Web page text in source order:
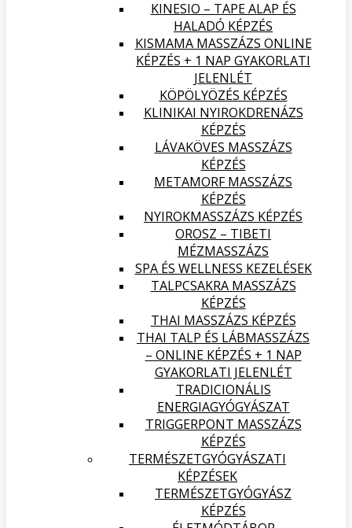
KINESIO – TAPE ALAP ÉS
HALADÓ KÉPZÉS
KISMAMA MASSZÁZS ONLINE
KÉPZÉS + 1 NAP GYAKORLATI
JELENLÉT
KÖPÖLYÖZÉS KÉPZÉS
KLINIKAI NYIROKDRENÁZS
KÉPZÉS
LÁVAKÖVES MASSZÁZS
KÉPZÉS
METAMORF MASSZÁZS
KÉPZÉS
NYIROKMASSZÁZS KÉPZÉS
OROSZ – TIBETI
MÉZMASSZÁZS
SPA ÉS WELLNESS KEZELÉSEK
TALPCSAKRA MASSZÁZS
KÉPZÉS
THAI MASSZÁZS KÉPZÉS
THAI TALP ÉS LÁBMASSZÁZS
– ONLINE KÉPZÉS + 1 NAP
GYAKORLATI JELENLÉT
TRADICIONÁLIS
ENERGIAGYÓGYÁSZAT
TRIGGERPONT MASSZÁZS
KÉPZÉS
TERMÉSZETGYÓGYÁSZATI
KÉPZÉSEK
TERMÉSZETGYÓGYÁSZ
KÉPZÉS